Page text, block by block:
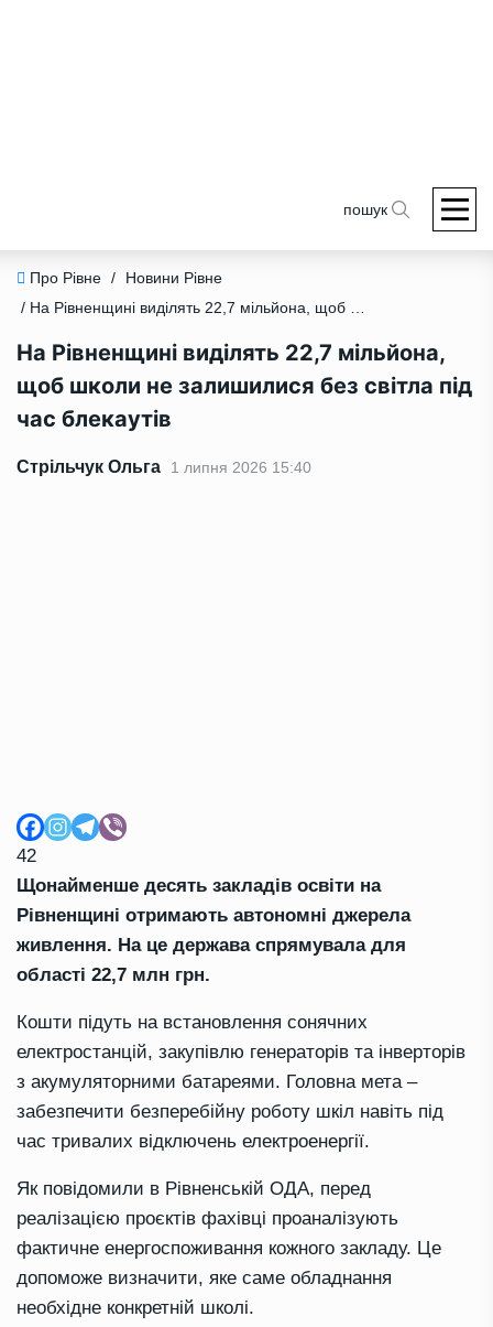
пошук
Про Рівне /
Новини Рівне
/ На Рівненщині виділять 22,7 мільйона, щоб школи не залишилися без світла під час блекаутів
На Рівненщині виділять 22,7 мільйона,
щоб школи не залишилися без світла під
час блекаутів
Стрільчук Ольга 1 липня 2026 15:40
42
Щонайменше десять закладів освіти на
Рівненщині отримають автономні джерела
живлення. На це держава спрямувала для
області 22,7 млн грн.
Кошти підуть на встановлення сонячних
електростанцій, закупівлю генераторів та інверторів
з акумуляторними батареями. Головна мета –
забезпечити безперебійну роботу шкіл навіть під
час тривалих відключень електроенергії.
Як повідомили в Рівненській ОДА, перед
реалізацією проєктів фахівці проаналізують
фактичне енергоспоживання кожного закладу. Це
допоможе визначити, яке саме обладнання
необхідне конкретній школі.